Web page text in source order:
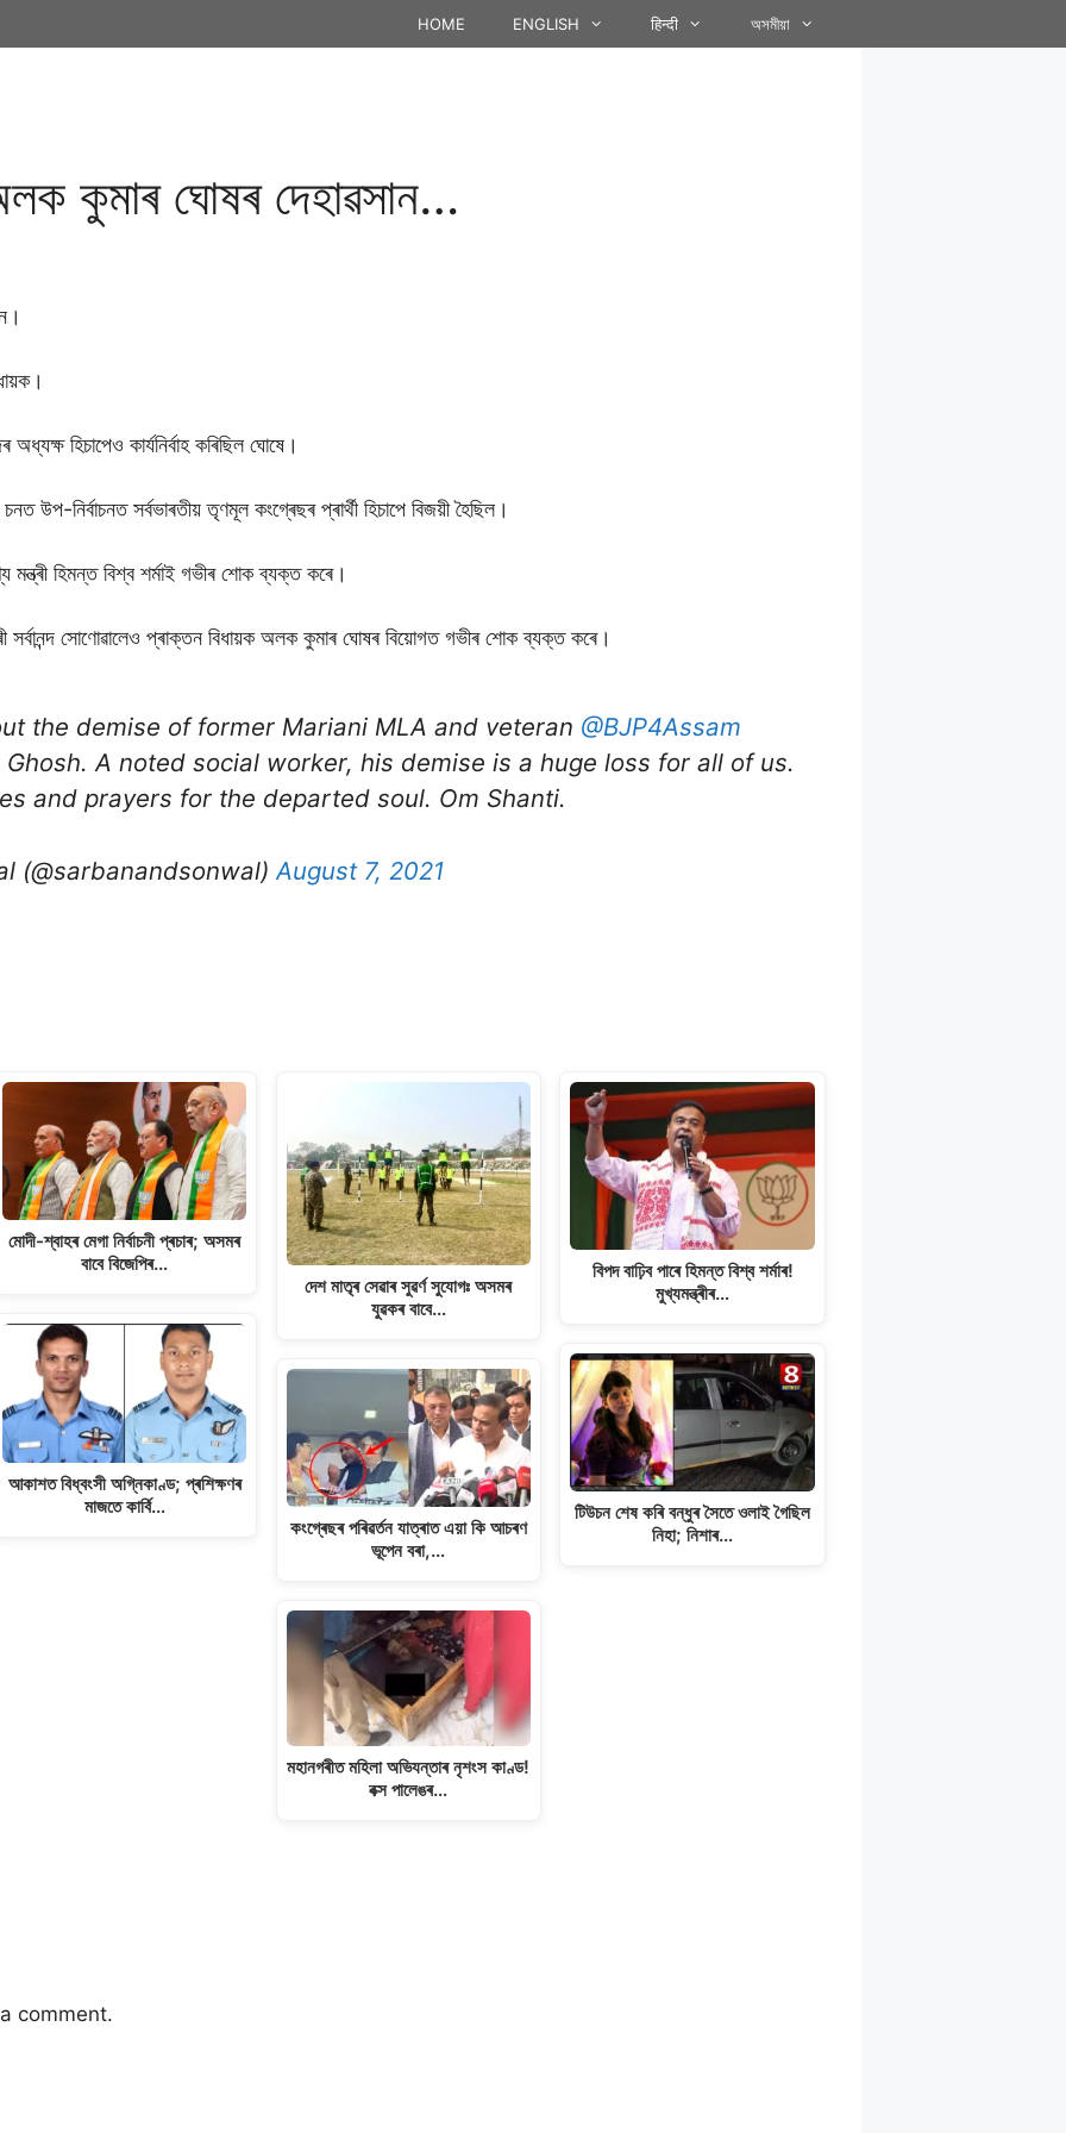
HOME ENGLISH हिन्दी অসমীয়া
কুমাৰ ঘোষৰ দেহাৱসান…
হিচাপেও কাৰ্যনিৰ্বাহ কৰিছিল ঘোষে।
উপ-নিৰ্বাচনত সৰ্বভাৰতীয় তৃণমূল কংগ্ৰেছৰ প্ৰাৰ্থী হিচাপে বিজয়ী হৈছিল।
হিমন্ত বিশ্ব শৰ্মাই গভীৰ শোক ব্যক্ত কৰে।
সৰ্বানন্দ সোণোৱালেও প্ৰাক্তন বিধায়ক অলক কুমাৰ ঘোষৰ বিয়োগত গভীৰ শোক ব্যক্ত কৰে।
the demise of former Mariani MLA and veteran @BJP4Assam
A noted social worker, his demise is a huge loss for all of us.
and prayers for the departed soul. Om Shanti.
(@sarbanandsonwal) August 7, 2021
মোদী-শ্বাহৰ মেগা নিৰ্বাচনী প্ৰচাৰ; অসমৰ
বাবে বিজেপিৰ…
আকাশত বিধ্বংসী অগ্নিকাণ্ড; প্ৰশিক্ষণৰ
মাজতে কাৰ্বি…
দেশ মাতৃৰ সেৱাৰ সুৱৰ্ণ সুযোগঃ অসমৰ
যুৱকৰ বাবে…
কংগ্ৰেছৰ পৰিৱৰ্তন যাত্ৰাত এয়া কি আচৰণ
ভূপেন বৰা,…
মহানগৰীত মহিলা অভিযন্তাৰ নৃশংস কাণ্ড!
বক্স পালেঙৰ…
বিপদ বাঢ়িব পাৰে হিমন্ত বিশ্ব শৰ্মাৰ!
মুখ্যমন্ত্ৰীৰ…
টিউচন শেষ কৰি বন্ধুৰ সৈতে ওলাই গৈছিল
নিহা; নিশাৰ…
comment.